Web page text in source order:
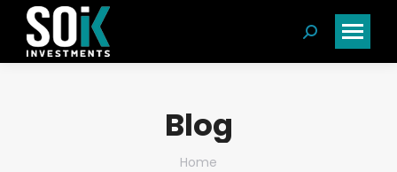
Search:
Blog
You are here:
Home